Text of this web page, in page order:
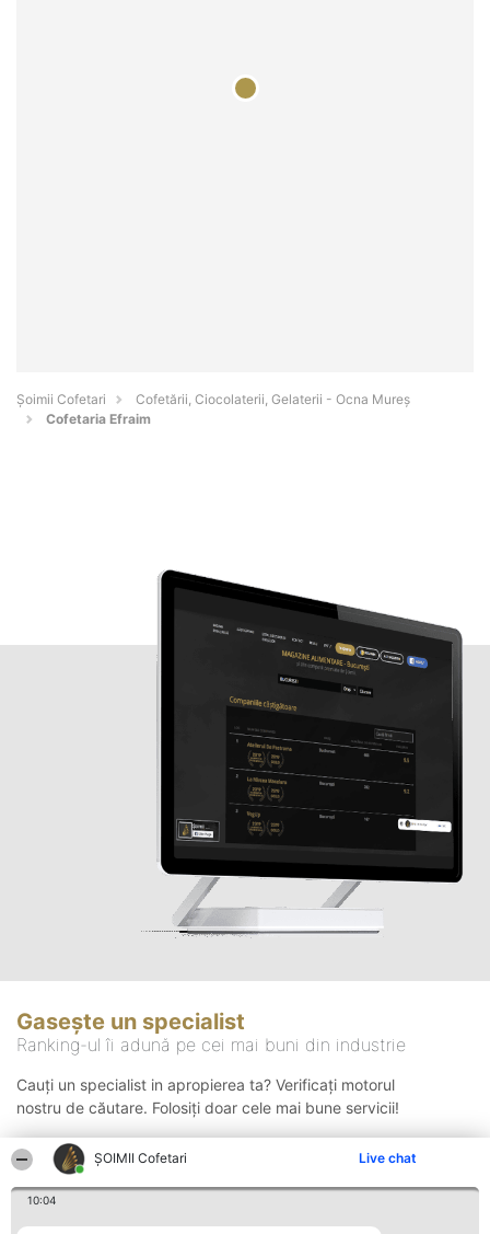
ȘOIMII Cofetari Live chat
10:04
Șoimii Cofetari
Cofetării, Ciocolaterii, Gelaterii - Ocna Mureş
Cofetaria Efraim
Gasește un specialist
Ranking-ul îi adună pe cei mai buni din industrie
Cauți un specialist in apropierea ta? Verificați motorul
nostru de căutare. Folosiți doar cele mai bune servicii!